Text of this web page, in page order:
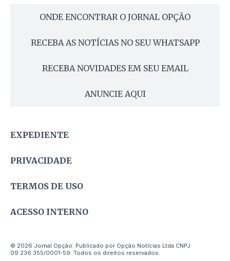
ONDE ENCONTRAR O JORNAL OPÇÃO
RECEBA AS NOTÍCIAS NO SEU WHATSAPP
RECEBA NOVIDADES EM SEU EMAIL
ANUNCIE AQUI
EXPEDIENTE
PRIVACIDADE
TERMOS DE USO
ACESSO INTERNO
© 2026 Jornal Opção. Publicado por Opção Notícias Ltda CNPJ
09.236.355/0001-59. Todos os direitos reservados.